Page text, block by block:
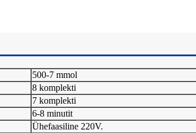
500-7 mmol
8 komplekti
7 komplekti
6-8 minutit
Ühefaasiline 220V.